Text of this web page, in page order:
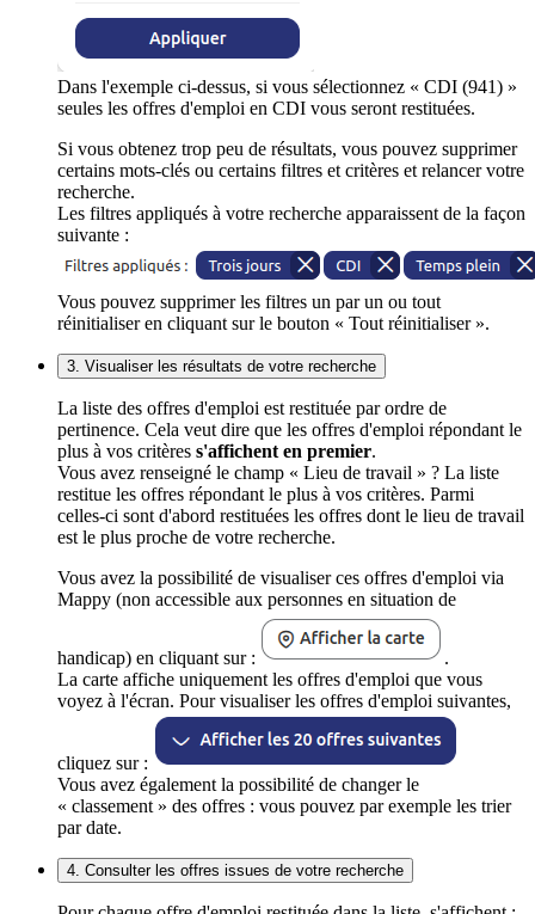
Dans l'exemple ci-dessus, si vous sélectionnez « CDI (941) »
seules les offres d'emploi en CDI vous seront restituées.
Si vous obtenez trop peu de résultats, vous pouvez supprimer
certains mots-clés ou certains filtres et critères et relancer votre
recherche.
Les filtres appliqués à votre recherche apparaissent de la façon
suivante :
Vous pouvez supprimer les filtres un par un ou tout
réinitialiser en cliquant sur le bouton « Tout réinitialiser ».
3. Visualiser les résultats de votre recherche
La liste des offres d'emploi est restituée par ordre de
pertinence. Cela veut dire que les offres d'emploi répondant le
plus à vos critères s'affichent en premier.
Vous avez renseigné le champ « Lieu de travail » ? La liste
restitue les offres répondant le plus à vos critères. Parmi
celles-ci sont d'abord restituées les offres dont le lieu de travail
est le plus proche de votre recherche.
Vous avez la possibilité de visualiser ces offres d'emploi via
Mappy (non accessible aux personnes en situation de
handicap) en cliquant sur :
.
La carte affiche uniquement les offres d'emploi que vous
voyez à l'écran. Pour visualiser les offres d'emploi suivantes,
cliquez sur :
Vous avez également la possibilité de changer le
« classement » des offres : vous pouvez par exemple les trier
par date.
4. Consulter les offres issues de votre recherche